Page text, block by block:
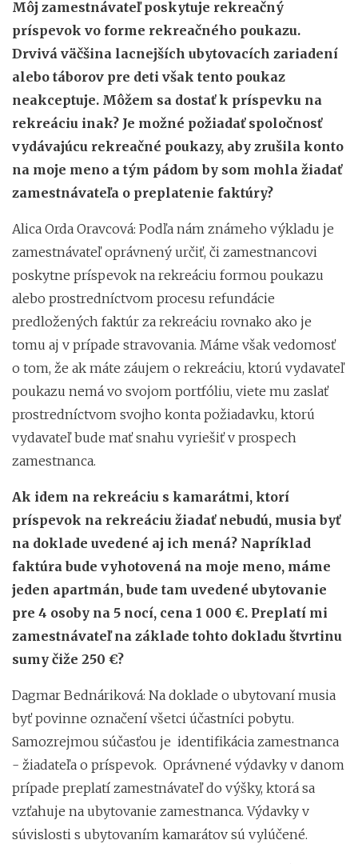
Môj zamestnávateľ poskytuje rekreačný
príspevok vo forme rekreačného poukazu.
Drvivá väčšina lacnejších ubytovacích zariadení
alebo táborov pre deti však tento poukaz
neakceptuje. Môžem sa dostať k príspevku na
rekreáciu inak? Je možné požiadať spoločnosť
vydávajúcu rekreačné poukazy, aby zrušila konto
na moje meno a tým pádom by som mohla žiadať
zamestnávateľa o preplatenie faktúry?
Alica Orda Oravcová: Podľa nám známeho výkladu je
zamestnávateľ oprávnený určiť, či zamestnancovi
poskytne príspevok na rekreáciu formou poukazu
alebo prostredníctvom procesu refundácie
predložených faktúr za rekreáciu rovnako ako je
tomu aj v prípade stravovania. Máme však vedomosť
o tom, že ak máte záujem o rekreáciu, ktorú vydavateľ
poukazu nemá vo svojom portfóliu, viete mu zaslať
prostredníctvom svojho konta požiadavku, ktorú
vydavateľ bude mať snahu vyriešiť v prospech
zamestnanca.
Ak idem na rekreáciu s kamarátmi, ktorí
príspevok na rekreáciu žiadať nebudú, musia byť
na doklade uvedené aj ich mená? Napríklad
faktúra bude vyhotovená na moje meno, máme
jeden apartmán, bude tam uvedené ubytovanie
pre 4 osoby na 5 nocí, cena 1 000 €. Preplatí mi
zamestnávateľ na základe tohto dokladu štvrtinu
sumy čiže 250 €?
Dagmar Bednáriková: Na doklade o ubytovaní musia
byť povinne označení všetci účastníci pobytu.
Samozrejmou súčasťou je identifikácia zamestnanca
- žiadateľa o príspevok. Oprávnené výdavky v danom
prípade preplatí zamestnávateľ do výšky, ktorá sa
vzťahuje na ubytovanie zamestnanca. Výdavky v
súvislosti s ubytovaním kamarátov sú vylúčené.